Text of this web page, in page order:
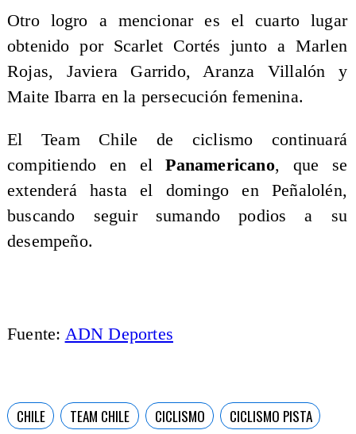
Otro logro a mencionar es el cuarto lugar
obtenido por Scarlet Cortés junto a Marlen
Rojas, Javiera Garrido, Aranza Villalón y
Maite Ibarra en la persecución femenina.
El Team Chile de ciclismo continuará
compitiendo en elPanamericano, que se
extenderá hasta el domingo en Peñalolén,
buscando seguir sumando podios a su
desempeño.
Fuente: ADN Deportes
CHILE TEAM CHILE CICLISMO CICLISMO PISTA